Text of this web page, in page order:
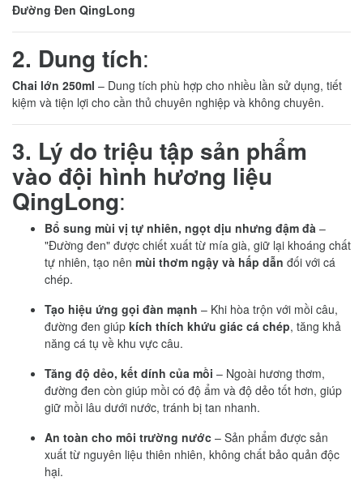
Đường Đen QingLong
2. Dung tích:
Chai lớn 250ml – Dung tích phù hợp cho nhiều lần sử dụng, tiết
kiệm và tiện lợi cho cần thủ chuyên nghiệp và không chuyên.
3. Lý do triệu tập sản phẩm
vào đội hình hương liệu
QingLong:
Bổ sung mùi vị tự nhiên, ngọt dịu nhưng đậm đà –
"Đường đen" được chiết xuất từ mía già, giữ lại khoáng chất
tự nhiên, tạo nên mùi thơm ngậy và hấp dẫn đối với cá
chép.
Tạo hiệu ứng gọi đàn mạnh – Khi hòa trộn với mồi câu,
đường đen giúp kích thích khứu giác cá chép, tăng khả
năng cá tụ về khu vực câu.
Tăng độ dẻo, kết dính của mồi – Ngoài hương thơm,
đường đen còn giúp mồi có độ ẩm và độ dẻo tốt hơn, giúp
giữ mồi lâu dưới nước, tránh bị tan nhanh.
An toàn cho môi trường nước – Sản phẩm được sản
xuất từ nguyên liệu thiên nhiên, không chất bảo quản độc
hại.